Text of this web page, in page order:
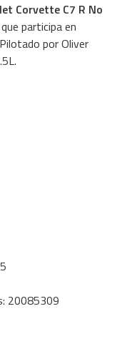
Corvette C7 R No
participa en
por Oliver
20085309